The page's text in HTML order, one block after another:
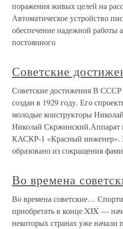
поражения живых целей на
Автоматическое устройство
обеспечение надежной работы
постоянного
Советские
Советские достижения В
создан в 1929 году. Его
молодые конструкторы
Николай Скржинский.Аппарат
КАСКР-1 «Красный инженер».
образовано из сокращения
Во времена
Во времена советские…
приобретать в конце XIX —
некоторых странах уже начали